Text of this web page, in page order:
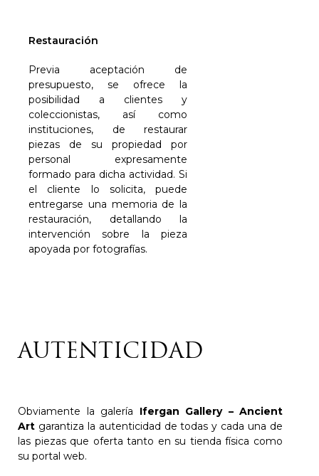
Restauración
Previa aceptación de
presupuesto, se ofrece la
posibilidad a clientes y
coleccionistas, así como
instituciones, de restaurar
piezas de su propiedad por
personal expresamente
formado para dicha actividad. Si
el cliente lo solicita, puede
entregarse una memoria de la
restauración, detallando la
intervención sobre la pieza
apoyada por fotografías.
AUTENTICIDAD
Obviamente la galería Ifergan Gallery – Ancient
Art garantiza la autenticidad de todas y cada una de
las piezas que oferta tanto en su tienda física como
su portal web.